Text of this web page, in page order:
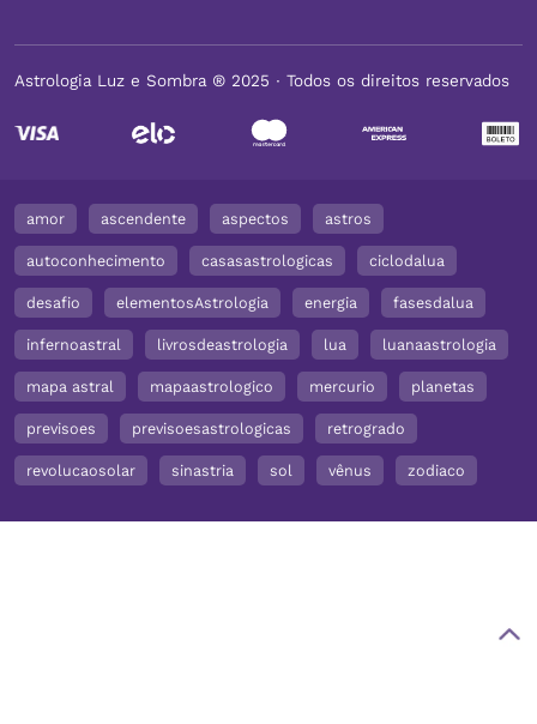
Astrologia Luz e Sombra ® 2025 ∙ Todos os direitos reservados
amor ascendente aspectos astros
autoconhecimento casasastrologicas ciclodalua
desafio elementosAstrologia energia fasesdalua
infernoastral livrosdeastrologia lua luanaastrologia
mapa astral mapaastrologico mercurio planetas
previsoes previsoesastrologicas retrogrado
revolucaosolar sinastria sol vênus zodiaco